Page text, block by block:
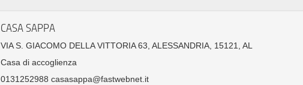
CASA SAPPA
VIA S. GIACOMO DELLA VITTORIA 63, ALESSANDRIA, 15121, AL
Casa di accoglienza
0131252988 casasappa@fastwebnet.it